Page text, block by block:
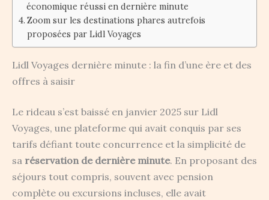
économique réussi en dernière minute
Zoom sur les destinations phares autrefois
proposées par Lidl Voyages
Lidl Voyages dernière minute : la fin d’une ère et des
offres à saisir
Le rideau s’est baissé en janvier 2025 sur Lidl
Voyages, une plateforme qui avait conquis par ses
tarifs défiant toute concurrence et la simplicité de
sa réservation de dernière minute. En proposant des
séjours tout compris, souvent avec pension
complète ou excursions incluses, elle avait